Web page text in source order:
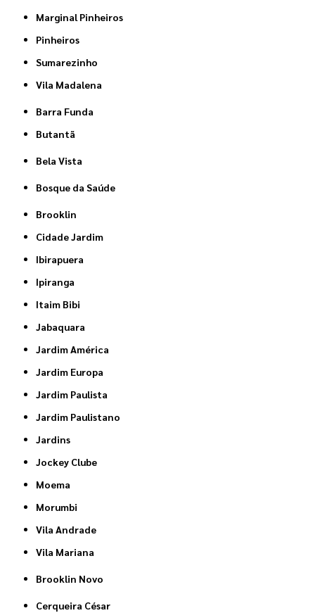
Marginal Pinheiros
Pinheiros
Sumarezinho
Vila Madalena
Barra Funda
Butantã
Bela Vista
Bosque da Saúde
Brooklin
Cidade Jardim
Ibirapuera
Ipiranga
Itaim Bibi
Jabaquara
Jardim América
Jardim Europa
Jardim Paulista
Jardim Paulistano
Jardins
Jockey Clube
Moema
Morumbi
Vila Andrade
Vila Mariana
Brooklin Novo
Cerqueira César